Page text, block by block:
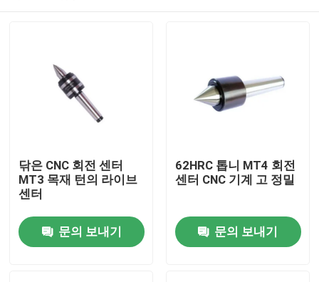
닦은 CNC 회전 센터
MT3 목재 턴의 라이브
센터
문의 보내기
62HRC 톱니 MT4 회전
센터 CNC 기계 고 정밀
문의 보내기